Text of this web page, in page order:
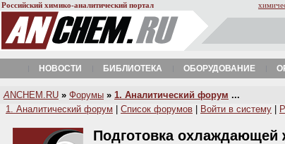
Российский химико-аналитический портал
НОВОСТИ БИБЛИОТЕКА ОБОРУДОВАНИЕ
A NCHEM.RU » Форумы » 1. Аналитический форум ...
1. Аналитический форум
Список форумов Войти в систему
Подготовка